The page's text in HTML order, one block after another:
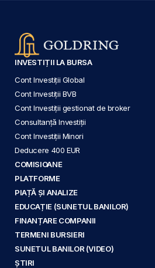
INVESTIȚII LA BURSA
Cont Investiții Global
Cont Investiții BVB
Cont Investiții gestionat de broker
Consultanță Investiții
Cont Investiții Minori
Deducere 400 EUR
COMISIOANE
PLATFORME
PIAȚĂ ȘI ANALIZE
EDUCAȚIE (SUNETUL BANILOR)
FINANȚARE COMPANII
TERMENI BURSIERI
SUNETUL BANILOR (VIDEO)
ȘTIRI